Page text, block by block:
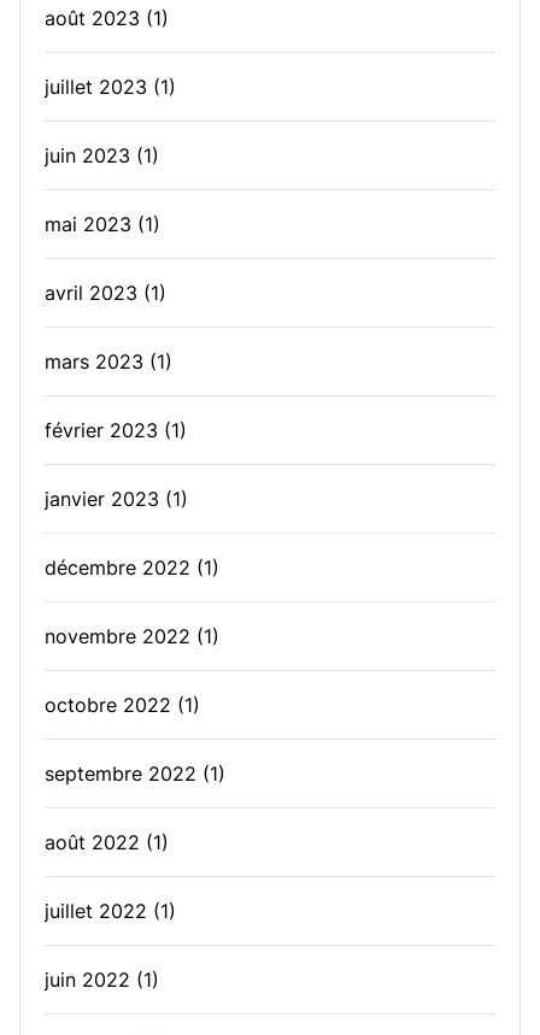
août 2023 (1)
juillet 2023 (1)
juin 2023 (1)
mai 2023 (1)
avril 2023 (1)
mars 2023 (1)
février 2023 (1)
janvier 2023 (1)
décembre 2022 (1)
novembre 2022 (1)
octobre 2022 (1)
septembre 2022 (1)
août 2022 (1)
juillet 2022 (1)
juin 2022 (1)